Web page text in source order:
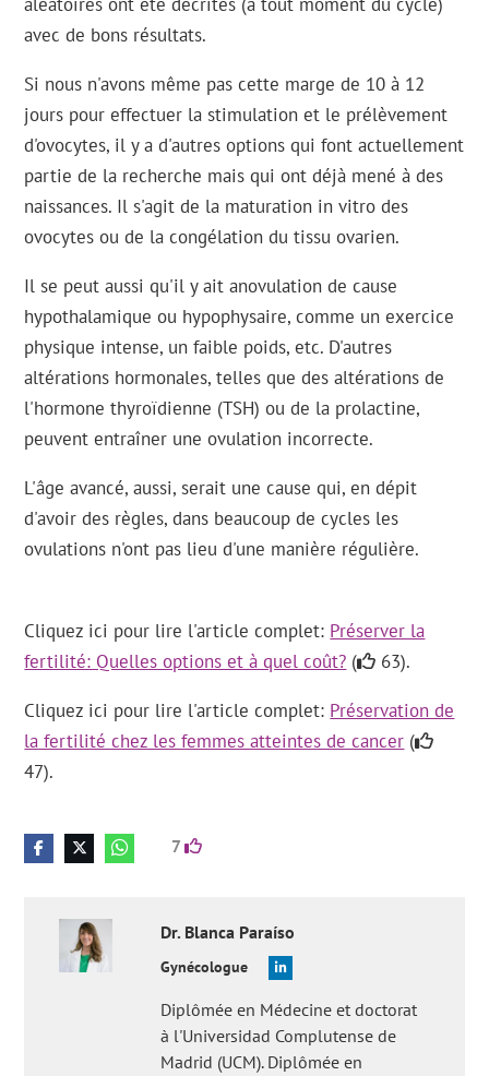
avec de bons résultats.
Si nous n'avons même pas cette marge de 10 à 12
jours pour effectuer la stimulation et le prélèvement
d'ovocytes, il y a d'autres options qui font actuellement
partie de la recherche mais qui ont déjà mené à des
naissances. Il s'agit de la maturation in vitro des
ovocytes ou de la congélation du tissu ovarien.
Il se peut aussi qu'il y ait anovulation de cause
hypothalamique ou hypophysaire, comme un exercice
physique intense, un faible poids, etc. D'autres
altérations hormonales, telles que des altérations de
l'hormone thyroïdienne (TSH) ou de la prolactine,
peuvent entraîner une ovulation incorrecte.
L'âge avancé, aussi, serait une cause qui, en dépit
d'avoir des règles, dans beaucoup de cycles les
ovulations n'ont pas lieu d'une manière régulière.
Cliquez ici pour lire l'article complet: Préserver la
fertilité: Quelles options et à quel coût? ( 63).
Cliquez ici pour lire l'article complet: Préservation de
la fertilité chez les femmes atteintes de cancer (
47).
7
Dr. Blanca Paraíso
Gynécologue
Diplômée en Médecine et doctorat
à l'Universidad Complutense de
Madrid (UCM). Diplômée en